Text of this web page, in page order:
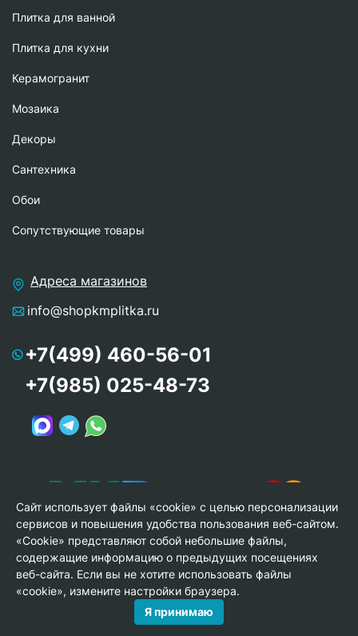
Плитка для ванной
Плитка для кухни
Керамогранит
Мозаика
Декоры
Сантехника
Обои
Сопутствующие товары
Адреса магазинов
info@shopkmplitka.ru
+7(499) 460-56-01
+7(985) 025-48-73
© Copyright 2013-2026 KERAMA MARAZZI, ООО «Гамма
Керамика»
Сайт использует файлы «cookie» с целью персонализации
сервисов и повышения удобства пользования веб-сайтом.
«Cookie» представляют собой небольшие файлы,
содержащие информацию о предыдущих посещениях
веб-сайта. Если вы не хотите использовать файлы
«cookie», измените настройки браузера.
Я принимаю